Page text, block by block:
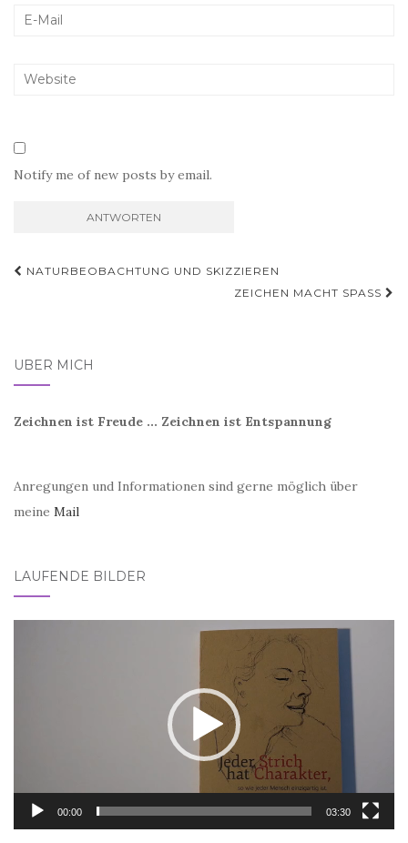
Notify me of new posts by email.
Beitragsnavigation
NATURBEOBACHTUNG UND SKIZZIEREN
ZEICHEN MACHT SPASS
ÜBER MICH
Zeichnen ist Freude ... Zeichnen ist Entspannung
Anregungen und Informationen sind gerne möglich über
meine Mail
LAUFENDE BILDER
00:00 03:30